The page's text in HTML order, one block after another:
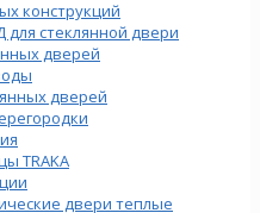
конструкций
стеклянной двери
дверей
дверей
TRAKA
двери теплые